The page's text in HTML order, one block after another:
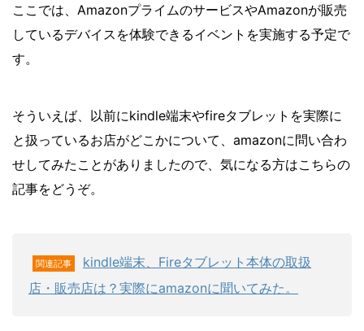
ここでは、AmazonプライムのサービスやAmazonが販売
しているデバイスを体験できるイベントを実施する予定で
す。
そういえば、以前にkindle端末やfireタブレットを実際に
と扱っているお店がどこかについて、amazonに問い合わ
せしてみたことがありましたので、気になる方はこちらの
記事をどうぞ。
関連記事
kindle端末、Fireタブレット本体の取扱
店・販売店は？実際にamazonに聞いてみた。